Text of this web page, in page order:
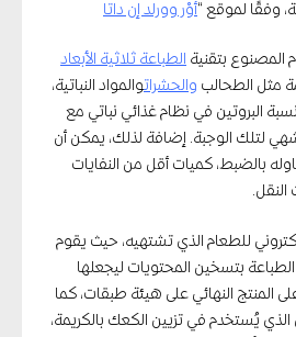
أوْر وورلد إن داتا
المصنوع بتقنية الطباعة ثلاثية الأبعاد
مثل الطحالب والحشراتوالمواد النباتية،
البروتين في نظام غذائي نباتي مع
لتلك الوجبة. إضافة لذلك، يمكن أن
بالضبط، كميات أقل من النفايات
النقل.
للطعام الذي تشتهيه، حيث يقوم
بتسخين المحتويات ليجعلها
المنتج النهائي على هيئة طبقات، كما
يُستخدم في تزيين الكعك بالكريمة،